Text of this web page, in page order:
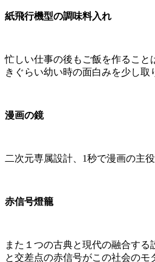
紙飛行機型の調味料入れ
忙しい仕事の後もご飯を作ること
きぐらい幼い時の面白みを少し取
漫画の鏡
二次元専属設計、1秒で漫画の主役
赤信号燈籠
また１つの古典と現代の融合する
と交差点の赤信号がこの社会のモ